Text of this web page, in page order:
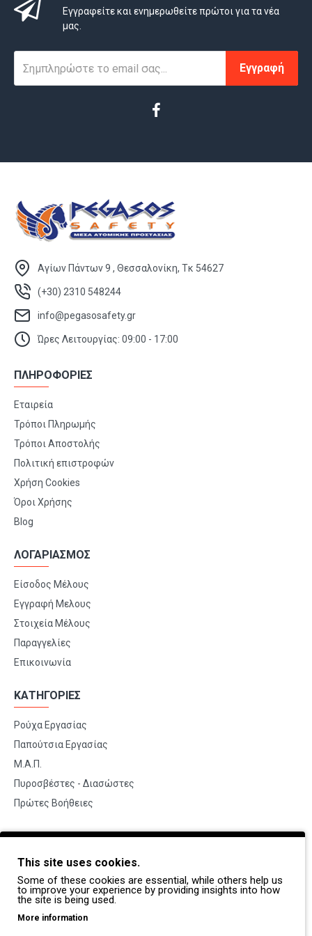
Εγγραφείτε και ενημερωθείτε πρώτοι για τα νέα
μας.
Εγγραφή
Αγίων Πάντων 9 , Θεσσαλονίκη, Τκ 54627
(+30) 2310 548244
info@pegasosafety.gr
Ώρες Λειτουργίας: 09:00 - 17:00
ΠΛΗΡΟΦΟΡΙΕΣ
Εταιρεία
Τρόποι Πληρωμής
Τρόποι Αποστολής
Πολιτική επιστροφών
Χρήση Cookies
Όροι Χρήσης
Blog
ΛΟΓΑΡΙΑΣΜΟΣ
Είσοδος Μέλους
Εγγραφή Μελους
Στοιχεία Μέλους
Παραγγελίες
Επικοινωνία
ΚΑΤΗΓΟΡΙΕΣ
Ρούχα Εργασίας
Παπούτσια Εργασίας
Μ.Α.Π.
Πυροσβέστες - Διασώστες
Πρώτες Βοήθειες
BRANDS
Payper
Dike
Coverguard
Portwest
This site uses cookies.
Some of these cookies are essential, while others help us
to improve your experience by providing insights into how
the site is being used.
More information